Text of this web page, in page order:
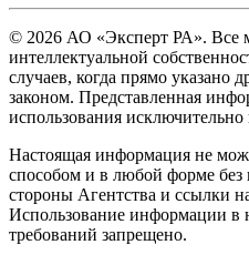
© 2026 АО «Эксперт РА». Все
интеллектуальной
случаев, когда прямо указано
законом. Представленная
использования
Настоящая информация не
способом и в любой форме без
стороны Агентства и ссылки
Использование информации в
требований запрещено.